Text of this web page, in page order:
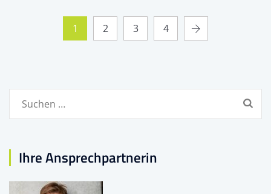
1 2 3 4
Suchen
Ihre Ansprechpartnerin